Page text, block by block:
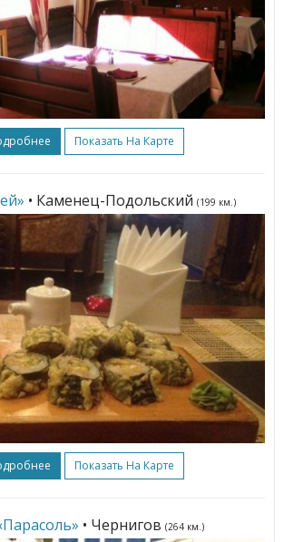
Показать На Карте
• Каменец-Подольский (199 км.)
Показать На Карте
• Чернигов (264 км.)